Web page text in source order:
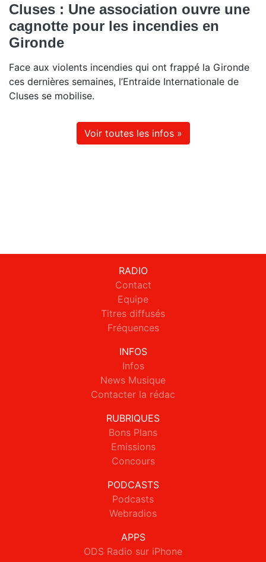
Cluses : Une association ouvre une
cagnotte pour les incendies en
Gironde
Face aux violents incendies qui ont frappé la Gironde
ces dernières semaines, l’Entraide Internationale de
Cluses se mobilise.
Voir toutes les infos »
RADIO
Contact
Equipe
Titres diffusés
Fréquences
INFOS
Infos
News Musique
Contacter la rédac
RUBRIQUES
Bons Plans
Emissions
Concours
PODCASTS
Podcasts
Webradios
APPS
ODS Radio sur iPhone